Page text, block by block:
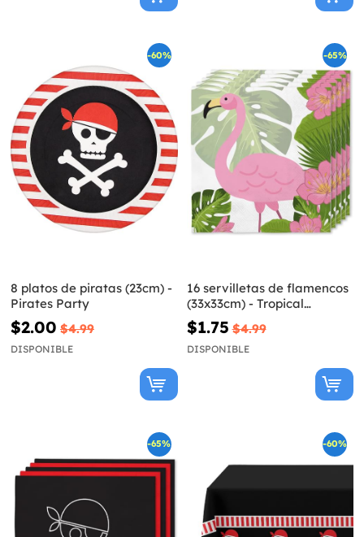
-60%
8 platos de piratas (23cm) -
Pirates Party
$2.00 $4.99
DISPONIBLE
-65%
16 servilletas de flamencos
(33x33cm) - Tropical
flamingos
$1.75 $4.99
DISPONIBLE
-65% -60%